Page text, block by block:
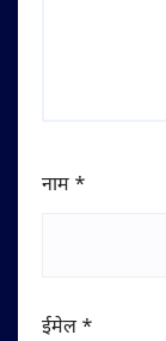
नाम *
ईमेल *